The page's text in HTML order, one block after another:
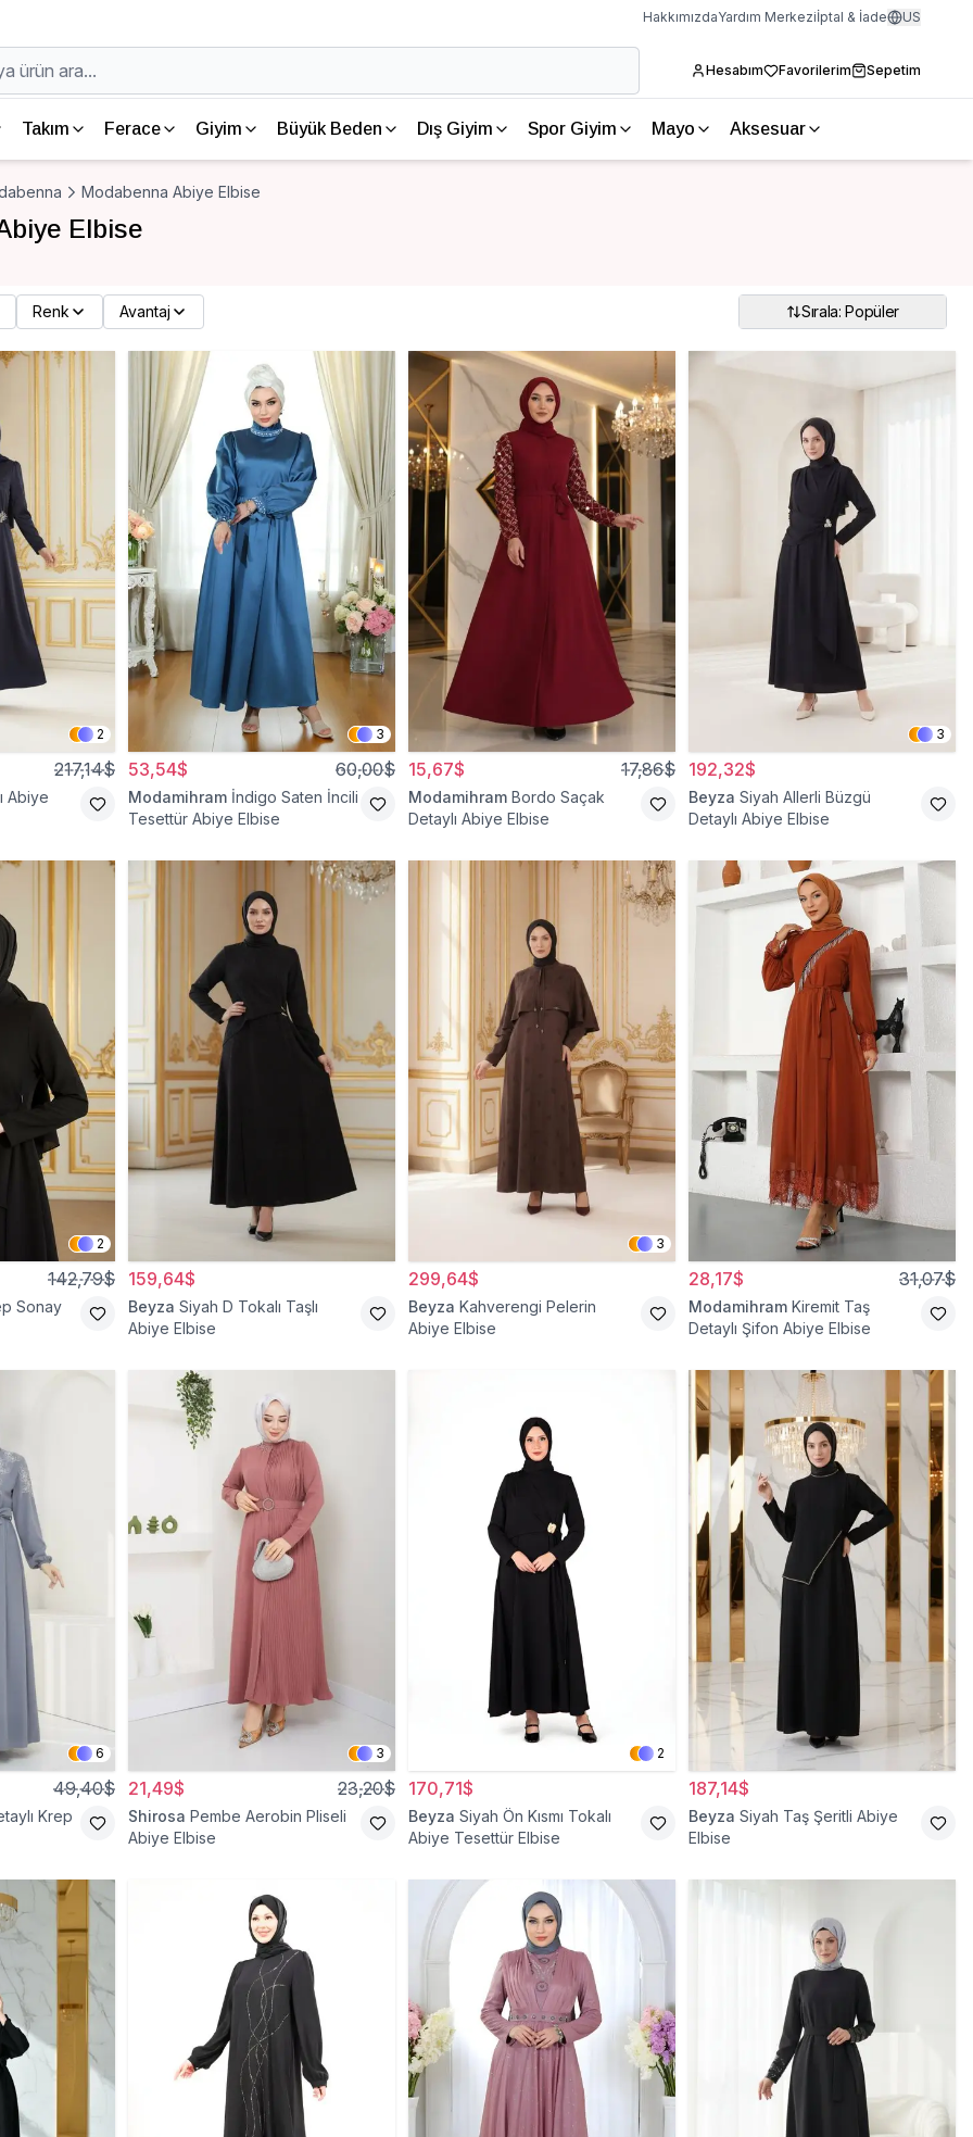
HakkımızdaYardım Merkeziİptal & İade US
Hesabım Favorilerim Sepetim
Takım Ferace Giyim Büyük Beden Dış Giyim Spor Giyim Mayo Aksesuar
Modabenna Abiye Elbise
Elbise
Renk Avantaj Sırala: Popüler
2
217,14$
Abiye
3
53,54$ 60,00$
Modamihram İndigo Saten İncili
Tesettür Abiye Elbise
15,67$ 17,86$
Modamihram Bordo Saçak
Detaylı Abiye Elbise
3
192,32$
Beyza Siyah Allerli Büzgü
Detaylı Abiye Elbise
2
142,79$
Sonay
159,64$
Beyza Siyah D Tokalı Taşlı
Abiye Elbise
3
299,64$
Beyza Kahverengi Pelerin
Abiye Elbise
28,17$ 31,07$
Modamihram Kiremit Taş
Detaylı Şifon Abiye Elbise
6
49,40$
Krep
3
21,49$ 23,20$
Shirosa Pembe Aerobin Pliseli
Abiye Elbise
2
170,71$
Beyza Siyah Ön Kısmı Tokalı
Abiye Tesettür Elbise
187,14$
Beyza Siyah Taş Şeritli Abiye
Elbise